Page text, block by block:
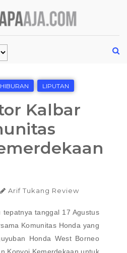
LIPUTAN
Kalbar
Arif Tukang Review
tepatnya tanggal 17 Agustus
Komunitas Honda yang
Honda West Borneo